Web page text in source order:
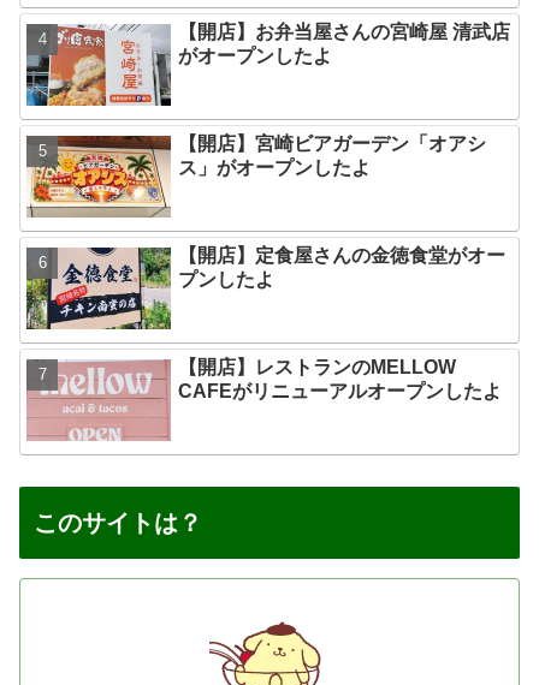
【開店】お弁当屋さんの宮崎屋 清武店
がオープンしたよ
【開店】宮崎ビアガーデン「オアシ
ス」がオープンしたよ
【開店】定食屋さんの金徳食堂がオー
プンしたよ
【開店】レストランのMELLOW
CAFEがリニューアルオープンしたよ
このサイトは？